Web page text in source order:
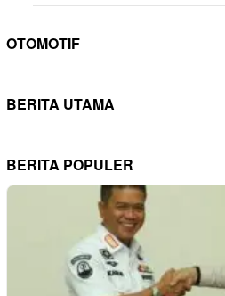
OTOMOTIF
BERITA UTAMA
BERITA POPULER